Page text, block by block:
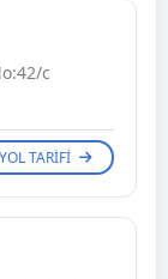
c
TARIFI